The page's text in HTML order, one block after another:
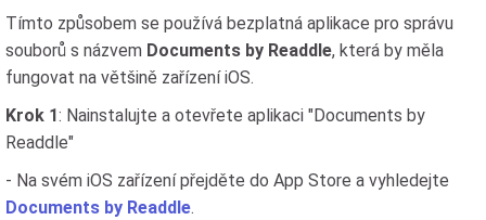
Tímto způsobem se používá bezplatná aplikace pro správu
souborů s názvem Documents by Readdle, která by měla
fungovat na většině zařízení iOS.
Krok 1: Nainstalujte a otevřete aplikaci "Documents by
Readdle"
- Na svém iOS zařízení přejděte do App Store a vyhledejte
Documents by Readdle.